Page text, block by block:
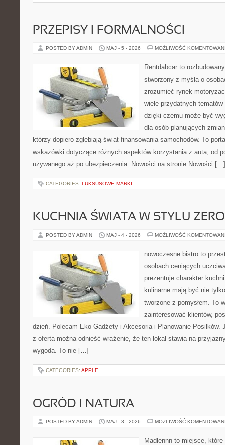
PRZEPISY I FORMALNOŚCI
POSTED BY ADMIN MAJ - 5 - 2026 MOŻLIWOŚĆ
Rentdabcar to
stworzony z myślą o
zrozumieć rynek
wiele przydatnych
dzięki czemu może być
dla osób planujących
którzy dopiero zgłębiają świat finansowania samochodów. To
wskazówki dotyczące różnych aspektów korzystania z auta, od
używanego aż po ubezpieczenia. Nowości na stronie Nowości […]
CATEGORIES: LUKSUSOWE MARKI
KUCHNIA ŚWIATA W STYLU
POSTED BY ADMIN MAJ - 4 - 2026 MOŻLIWOŚĆ
nowoczesne bistro to
osobach ceniących
prezentuje charakter
kulinarne mają być nie
tworzone z pomysłem. To
zainteresować klientów,
dzień. Polecam Eko Gadżety i Akcesoria i Planowanie Posiłków.
z ofertą można odnieść wrażenie, że ten lokal stawia na
wygodą. To nie […]
CATEGORIES: APPLE
OGRÓD I NATURA
POSTED BY ADMIN MAJ - 3 - 2026 MOŻLIWOŚĆ
Madlennn to miejsce,